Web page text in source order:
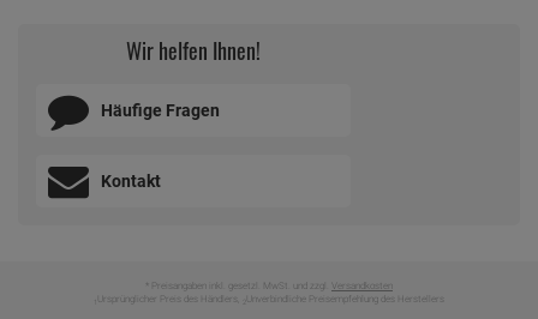
Wir helfen Ihnen!
Häufige Fragen
Kontakt
* Preisangaben inkl. gesetzl. MwSt. und zzgl. Versandkosten
Ursprünglicher Preis des Händlers, Unverbindliche Preisempfehlung des Herstellers